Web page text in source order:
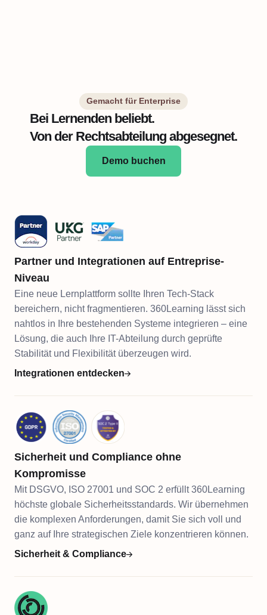
Gemacht für Enterprise
Bei Lernenden beliebt.
Von der Rechtsabteilung abgesegnet.
Demo buchen
Partner und Integrationen auf Entreprise-
Niveau
Eine neue Lernplattform sollte Ihren Tech-Stack
bereichern, nicht fragmentieren. 360Learning lässt sich
nahtlos in Ihre bestehenden Systeme integrieren – eine
Lösung, die auch Ihre IT-Abteilung durch geprüfte
Stabilität und Flexibilität überzeugen wird.
Integrationen entdecken
Sicherheit und Compliance ohne
Kompromisse
Mit DSGVO, ISO 27001 und SOC 2 erfüllt 360Learning
höchste globale Sicherheitsstandards. Wir übernehmen
die komplexen Anforderungen, damit Sie sich voll und
ganz auf Ihre strategischen Ziele konzentrieren können.
Sicherheit & Compliance